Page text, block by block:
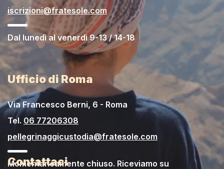
iscrizioni@fratesole.com
Dal lunedì al venerdì 9-13 / 14-18
Ufficio di Roma
Via Francesco Berni, 6 - Roma
Tel. 06 77206308
pellegrinaggicustodia@fratesole.com
Momentaneamente chiuso. Riceviamo su
Contattaci